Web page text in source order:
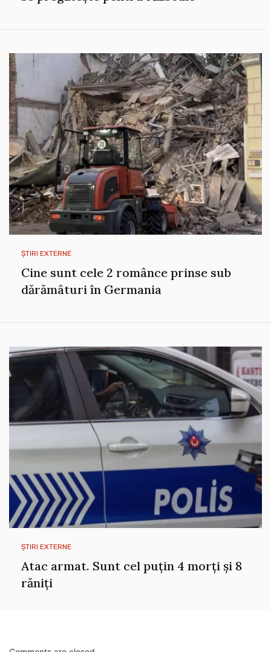
ȘTIRI EXTERNE
Cine sunt cele 2 românce prinse sub
dărămâturi în Germania
ȘTIRI EXTERNE
Atac armat. Sunt cel puțin 4 morți și 8
răniți